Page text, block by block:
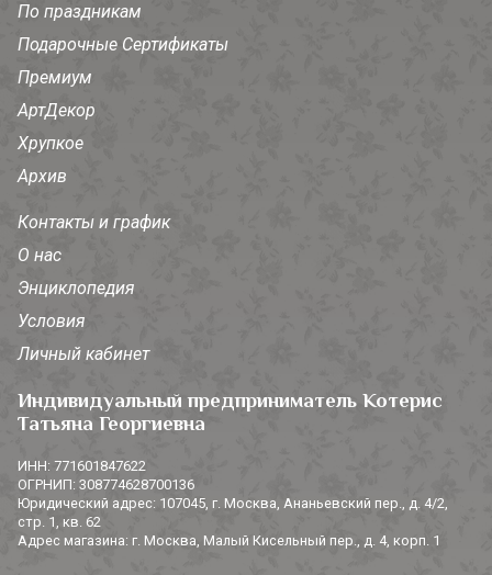
По праздникам
Подарочные Сертификаты
Премиум
АртДекор
Хрупкое
Архив
Контакты и график
О нас
Энциклопедия
Условия
Личный кабинет
Индивидуальный предприниматель Котерис
Татьяна Георгиевна
ИНН: 771601847622
ОГРНИП: 308774628700136
Юридический адрес: 107045, г. Москва, Ананьевский пер., д. 4/2,
стр. 1, кв. 62
Адрес магазина: г. Москва, Малый Кисельный пер., д. 4, корп. 1